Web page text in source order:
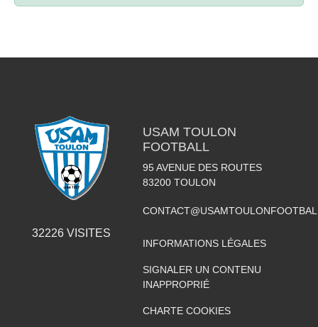
32226VISITES
USAM TOULON
FOOTBALL
95 AVENUE DES ROUTES
83200 TOULON
INFORMATIONS LÉGALES
SIGNALER UN CONTENU
INAPPROPRIÉ
CHARTE COOKIES